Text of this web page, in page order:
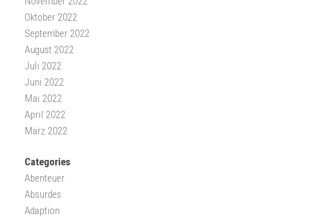
Oktober 2022
September 2022
August 2022
Juli 2022
Juni 2022
Mai 2022
April 2022
März 2022
Categories
Abenteuer
Absurdes
Adaption